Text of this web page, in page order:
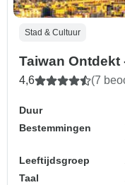
Stad & Cultuur
Taiwan Ontdekt
4,6 (7
Duur
Bestemmingen
Leeftijdsgroep
Taal